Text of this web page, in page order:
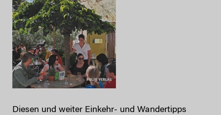
Diesen und weiter Einkehr- und Wandertipps